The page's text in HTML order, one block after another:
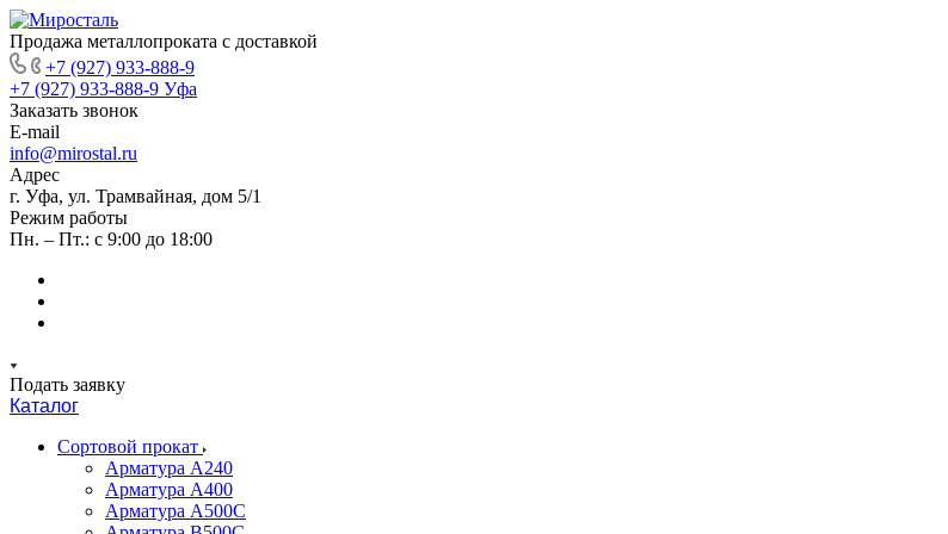
Продажа металлопроката с доставкой
+7 (927) 933-888-9
+7 (927) 933-888-9 Уфа
Заказать звонок
E-mail
info@mirostal.ru
Адрес
г. Уфа, ул. Трамвайная, дом 5/1
Режим работы
Пн. – Пт.: с 9:00 до 18:00
Подать заявку
Каталог
Сортовой прокат
Арматура А240
Арматура А400
Арматура А500C